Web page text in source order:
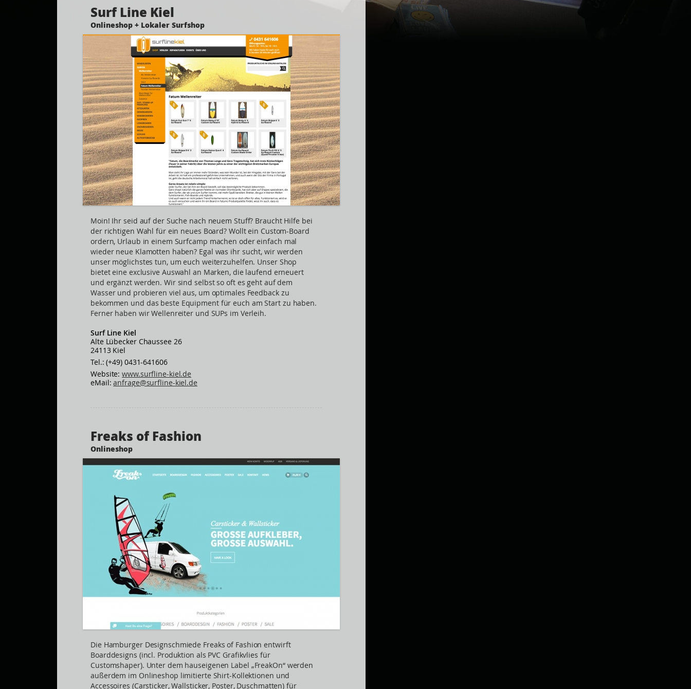
Surf Line Kiel
Onlineshop + Lokaler Surfshop
Moin! Ihr seid auf der Suche nach neuem Stuff? Braucht Hilfe bei
der richtigen Wahl für ein neues Board? Wollt ein Custom-Board
ordern, Urlaub in einem Surfcamp machen oder einfach mal
wieder neue Klamotten haben? Egal was ihr sucht, wir werden
unser möglichstes tun, um euch weiterzuhelfen. Unser Shop
bietet eine exclusive Auswahl an Marken, die laufend erneuert
und ergänzt werden. Wir sind selbst so oft es geht auf dem
Wasser und probieren viel aus, um optimales Feedback zu
bekommen und das beste Equipment für euch am Start zu haben.
Ferner haben wir Wellenreiter und SUPs im Verleih.
Surf Line Kiel
Alte Lübecker Chaussee 26
24113 Kiel
Tel.: (+49) 0431-641606
Website:www.surfline-kiel.de
eMail:anfrage@surfline-kiel.de
Freaks of Fashion
Onlineshop
Die Hamburger Designschmiede Freaks of Fashion entwirft
Boarddesigns (incl. Produktion als PVC Grafikvlies für
Customshaper). Unter dem hauseigenen Label „FreakOn“ werden
außerdem im Onlineshop limitierte Shirt-Kollektionen und
Accessoires (Carsticker, Wallsticker, Poster, Duschmatten) für